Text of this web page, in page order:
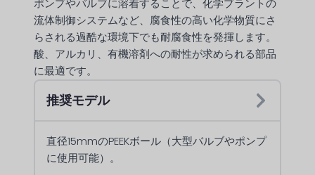
ポンプやバルブに溶着することで、化学プラントの
流体制御システムなど、腐食性の高い化学物質にさ
らされる過酷な環境下でも耐腐食性を発揮します。
酸、アルカリ、有機溶剤への耐性が求められる部品
に最適です。
推奨モデル
直径15mmのPEEKボール（大型バルブやポンプ
に使用可能）。